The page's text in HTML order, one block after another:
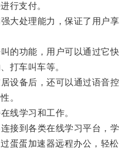
行支付。
处理能力，保证了用户享
功能，用户可以通过它快
打车叫车等。
备后，还可以通过语音控
。
学习和工作。
到各类在线学习平台，学
蛋蛋加速器远程办公，轻松